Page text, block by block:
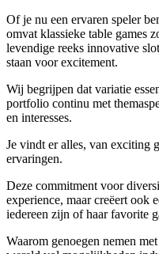
Of je nu een ervaren speler
omvat klassieke table games
levendige reeks innovative
staan voor excitement.
Wij begrijpen dat variatie
portfolio continu met
en interesses.
Je vindt er alles, van exciting
ervaringen.
Deze commitment voor
experience, maar creëert ook
iedereen zijn of haar favorite
Waarom genoegen nemen